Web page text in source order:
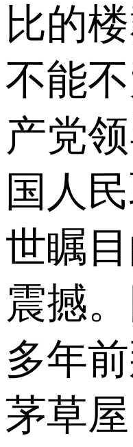
比的
不能
产党
国人
世瞩
震撼
多年
茅草